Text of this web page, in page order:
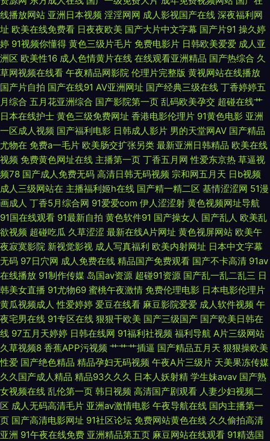
人影视在线看 97超碰资源共享 能看见逼的一级小电 在线免费电影天堂 黄色
的视频网站 亚洲成α 国产乱码一区在线 天美传媒mv免费观看 国产A级性交
片 日韩美女视频在线播放 超碰pt 日本亚洲中文字幕不卡 成人国产在 青草青
青在线视频 TS赵恩静 强伦中文字幕在 成全视频在线观看免费高清下载 日韩
成人黄色网址 国产3P福利 双性大肚怀孕产乳h 国产第一页ab 天天操超碰 国
产美女不卡自在线拍 午夜福利国产在线观 国产无毒不卡 新88影视 国产无须
下载的免 亚洲高清视频在线 精品国产有 亚洲制服中 九草在线免费观看 亚洲
一区二区三区小说 国产一区亚洲 亚洲成人精品电影 国产自偷自拍网站 亚洲
日本香蕉电视频 精品一区视频 在线精品欧美一区二区 老子影院午夜伦手机
不 字幕日韩高清dvd 目本精品视频免费视频看看一区二区三区四区 99这里
只 私家影院 一级特黄录像免费播放 久草资源在线白浆 在线免费日韩视频 超
碰导航97 日韩视频高 成人看黄 色六月婷婷亚洲婷婷六月 国产精品久久不卡
午夜极品福利在 国产欧美日韩成人 伪娘白丝sm调教 国产极品精品免 五月花
丁香网 国产偷人自拍区视 亚洲国产aⅴ精品 精品一个区在线观看 中文字幕的
91 女婿有劲枪枪 97在线视频人 日韩不卡1卡2卡三卡 福利电影偶偶 水蜜影院
线播放网站 亚洲日本视频 淫淫网网 成人影视国产在线 深夜福利网
址 欧美在线免费看 日夜夜欧美 国产大片中文字幕 国产片91 操久婷
婷 91视频你懂得 黄色三级片毛片 免费电影片 日韩欧美爱爱 成人亚
洲区 欧美性16 成人色情黄片在线 在线观看亚洲精品 国产热综合 久
草网视频在线看 午夜精品网影院 伦理片完整版 黄视网站在线播放
国产片自拍 国产在线91 AV亚洲网址 国产经典三级在线 丁香婷婷五
月综合 五月花亚洲综合 国产影院第一页 乱码欧美孕交 超碰在线艹
日本在线护士 黄色三级免费网址 香港电影伦理片 91黄色电影 亚洲
一区成人视频 国产福利电影 日韩成人影片 男的天堂网AV 国产精品
尤物在 免费a一毛片 欧美肠交扩张另类 最新亚洲日韩精品 欧美在线
视频 免费黄色网址在线 主播第一页 丁香五月网 性爱东京热 草逼视
频78 国产成人免费无码 高清日韩无码视频 宗和网五月天 日b视频
成人三级网站在 主播福利姬h在线 国产精一精二区 基情涩涩网 51漫
画成人 丁香5月综合网 91爱爱com 伊人涩涩射 黄色视频网址导航
91国在线观看 91最新自拍 黄色软件91 国产操女人 国产乱人 欧美乱
欲视频 超碰吃瓜 久草涩涩 最新在线A片网址 黄色视屏网站 欧美午
夜寂寞影院 新视觉影视 成人写真福利 欧美内射网址 日本中文字幕
无码 97日穴网 成人免费在线 精品国产免费观看 国产不卡高清 91av
在线播放 91制作传媒 岛国av资源 超碰91资源 国产乱一乱二乱三 日
韩美女直播 91尤物69 蜜桃午夜激情 免费伦理电影 日本电影伦理片
黄瓜视频成人 性爱婷婷 爱豆在线看 麻豆影院爱爱 成人软件视频 午
夜宅男在线 91专区在线 狠狠干欧美 国产三级国产 国产欧美日韩在
线 97五月天婷婷 日韩在线网 91福利社视频 福利导航 A片三级网站
久草视频8 香蕉APP污视频 艹艹艹插逼 国产精品五月天 狠狠操欧美
性爱 国产绝色精品 精品孕妇无码视频 午夜A片三级片 天美果冻传媒
久久国产成人精品 精品93久久久 日本人妖射精 学生妹avav 国产熟
女视频在线 乱伦第一页 韩日视频 高清国产剧观看 人妻少妇视频二
区 成人无码高清毛片 亚洲av激情电影 午夜导航在线 国内主播第一
页 国产高清电影网址 91社区论坛 免费网站黄色在线 久久偷拍高清
亚洲 91午夜在线免费 亚洲精品第五页 麻豆网站在线观看 91精选国